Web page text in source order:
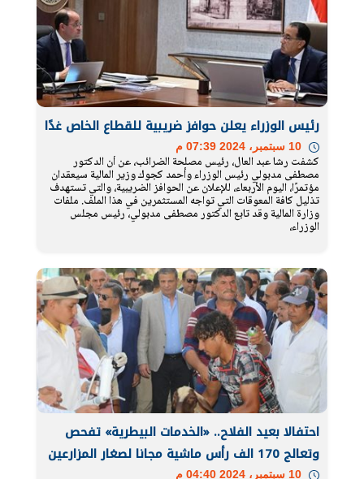
رئيس الوزراء يعلن حوافز ضريبية للقطاع الخاص غدًا
كشفت رشا عبد العال، رئيس مصلحة الضرائب، عن أن الدكتور
مصطفى مدبولي رئيس الوزراء وأحمد كجوك وزير المالية سيعقدان
مؤتمرًا، اليوم الأربعاء، للإعلان عن الحوافز الضريبية، والتي تستهدف
تذليل كافة المعوقات التي تواجه المستثمرين في هذا الملف. ملفات
وزارة المالية وقد تابع الدكتور مصطفى مدبولي، رئيس مجلس
الوزراء،
احتفالا بعيد الفلاح.. «الخدمات البيطرية» تفحص
وتعالج 170 الف رأس ماشية مجانا لصغار المزارعين